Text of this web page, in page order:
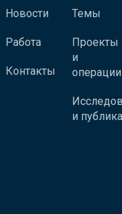
Новости
Работа
Контакты
Темы
Проекты
и
операции
и